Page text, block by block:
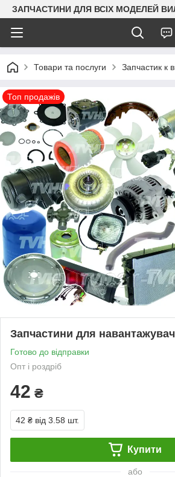
ЗАПЧАСТИНИ ДЛЯ ВСІХ МОДЕЛЕЙ
Товари та послуги Запчастик к
Топ продажів
Запчастини для
Готово до відправки
Опт і роздріб
42 ₴
42 ₴ від 3.58 шт.
Купити
або